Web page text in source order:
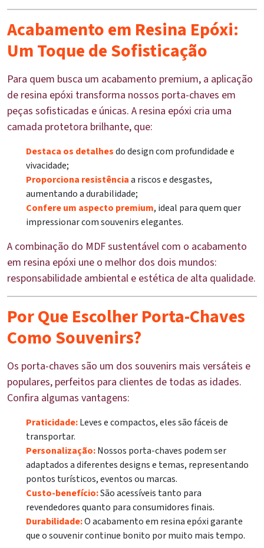
Acabamento em Resina Epóxi:
Um Toque de Sofisticação
Para quem busca um acabamento premium, a aplicação
de resina epóxi transforma nossos porta-chaves em
peças sofisticadas e únicas. A resina epóxi cria uma
camada protetora brilhante, que:
Destaca os detalhesdo design com profundidade e
vivacidade;
Proporciona resistênciaa riscos e desgastes,
aumentando a durabilidade;
Confere um aspecto premium, ideal para quem quer
impressionar com souvenirs elegantes.
A combinação do MDF sustentável com o acabamento
em resina epóxi une o melhor dos dois mundos:
responsabilidade ambiental e estética de alta qualidade.
Por Que Escolher Porta-Chaves
Como Souvenirs?
Os porta-chaves são um dos souvenirs mais versáteis e
populares, perfeitos para clientes de todas as idades.
Confira algumas vantagens:
Praticidade:Leves e compactos, eles são fáceis de
transportar.
Personalização:Nossos porta-chaves podem ser
adaptados a diferentes designs e temas, representando
pontos turísticos, eventos ou marcas.
Custo-benefício:São acessíveis tanto para
revendedores quanto para consumidores finais.
Durabilidade:O acabamento em resina epóxi garante
que o souvenir continue bonito por muito mais tempo.